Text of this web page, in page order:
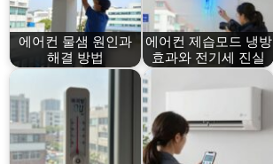
에어컨 물샘 원인과
해결 방법
에어컨 제습모드 냉방
효과와 전기세 진실